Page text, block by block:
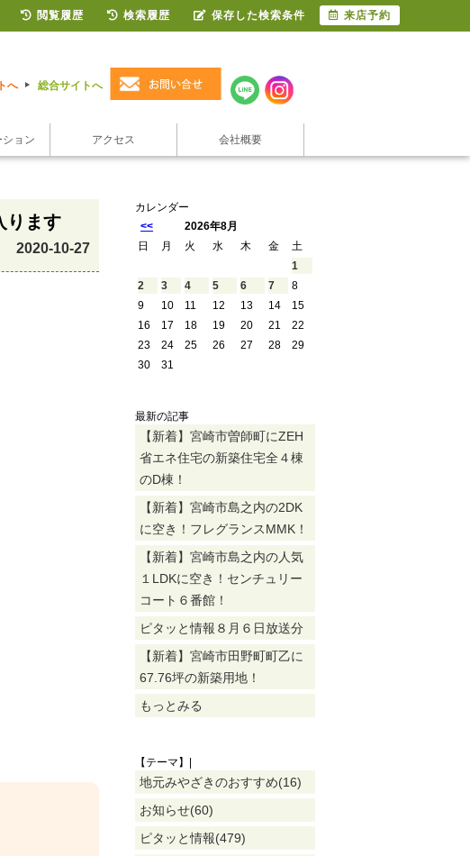
へ 総合サイトへ
ョン アクセス 会社概要
ります
2020-10-27
カレンダー
<<
2026年8月
日
月 火 水 木 金
土
1
2
3 4 5 6 7
8
9
10 11 12 13 14
15
16
17 18 19 20 21
22
23
24 25 26 27 28
29
30
31
最新の記事
【新着】宮崎市曽師町にZEH
省エネ住宅の新築住宅全４棟
のD棟！
【新着】宮崎市島之内の2DK
に空き！フレグランスMMK！
【新着】宮崎市島之内の人気
１LDKに空き！センチュリー
コート６番館！
ピタッと情報８月６日放送分
【新着】宮崎市田野町町乙に
67.76坪の新築用地！
もっとみる
【テーマ】|
地元みやざきのおすすめ(16)
お知らせ(60)
ピタッと情報(479)
閲覧履歴 検索履歴 保存した検索条件 来店予約